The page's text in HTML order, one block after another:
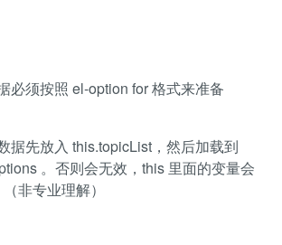
必须按照 el-option for 格式来准备
据先放入 this.topicList，然后加载到
。否则会无效，this 里面的变量会
非专业理解）